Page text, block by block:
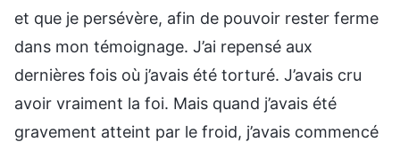
et que je persévère, afin de pouvoir rester ferme
dans mon témoignage. J’ai repensé aux
dernières fois où j’avais été torturé. J’avais cru
avoir vraiment la foi. Mais quand j’avais été
gravement atteint par le froid, j’avais commencé